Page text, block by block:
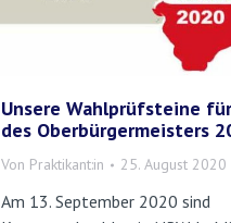
Unsere Wahlprüfsteine
des Oberbürgermeisters
Von Praktikant:in 25. August 2020
Am 13. September 2020 sind